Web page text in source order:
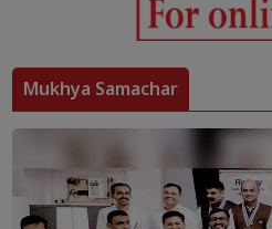
Mukhya Samachar